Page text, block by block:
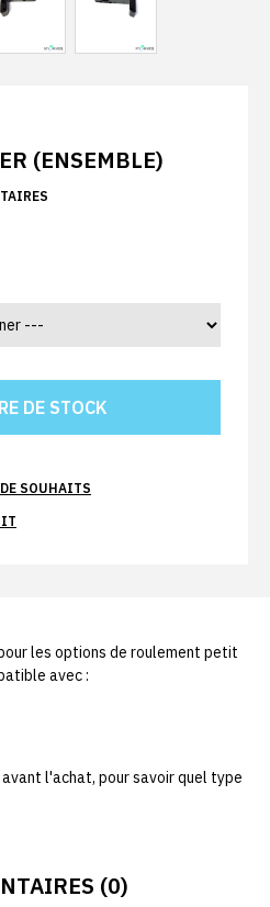
(ENSEMBLE)
SOUHAITS
les options de roulement petit
avec :
l'achat, pour savoir quel type
(0)